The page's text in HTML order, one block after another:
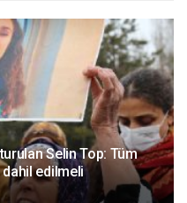
Selin Top: Tüm
edilmeli